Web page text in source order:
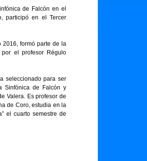
de Falcón en el
participó en el Tercer
formó parte de la
el profesor Régulo
seleccionado para ser
Sinfónica de Falcón y
Valera. Es profesor de
de Coro, estudia en la
el cuarto semestre de